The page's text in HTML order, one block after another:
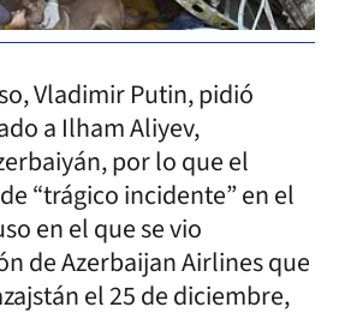
Vladimir Putin, pidió
a Ilham Aliyev,
por lo que el
“trágico incidente” en el
en el que se vio
de Azerbaijan Airlines que
el 25 de diciembre,